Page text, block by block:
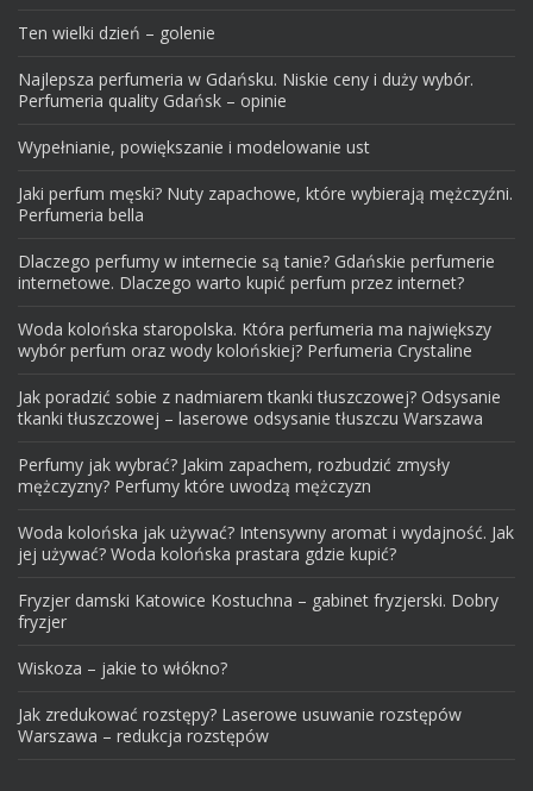
Ten wielki dzień – golenie
Najlepsza perfumeria w Gdańsku. Niskie ceny i duży wybór.
Perfumeria quality Gdańsk – opinie
Wypełnianie, powiększanie i modelowanie ust
Jaki perfum męski? Nuty zapachowe, które wybierają mężczyźni.
Perfumeria bella
Dlaczego perfumy w internecie są tanie? Gdańskie perfumerie
internetowe. Dlaczego warto kupić perfum przez internet?
Woda kolońska staropolska. Która perfumeria ma największy
wybór perfum oraz wody kolońskiej? Perfumeria Crystaline
Jak poradzić sobie z nadmiarem tkanki tłuszczowej? Odsysanie
tkanki tłuszczowej – laserowe odsysanie tłuszczu Warszawa
Perfumy jak wybrać? Jakim zapachem, rozbudzić zmysły
mężczyzny? Perfumy które uwodzą mężczyzn
Woda kolońska jak używać? Intensywny aromat i wydajność. Jak
jej używać? Woda kolońska prastara gdzie kupić?
Fryzjer damski Katowice Kostuchna – gabinet fryzjerski. Dobry
fryzjer
Wiskoza – jakie to włókno?
Jak zredukować rozstępy? Laserowe usuwanie rozstępów
Warszawa – redukcja rozstępów